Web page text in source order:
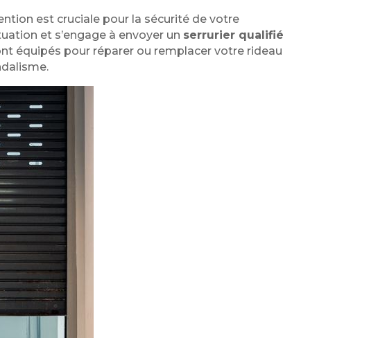
est cruciale pour la sécurité de votre
et s’engage à envoyer un serrurier qualifié
équipés pour réparer ou remplacer votre rideau